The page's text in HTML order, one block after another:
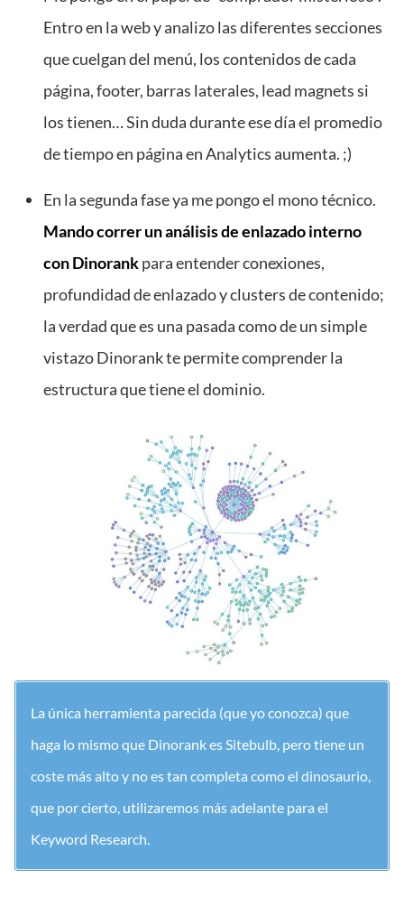
Entro en la web y analizo las diferentes secciones
que cuelgan del menú, los contenidos de cada
página, footer, barras laterales, lead magnets si
los tienen… Sin duda durante ese día el promedio
de tiempo en página en Analytics aumenta. ;)
En la segunda fase ya me pongo el mono técnico.
Mando correr un análisis de enlazado interno
con Dinorankpara entender conexiones,
profundidad de enlazado y clusters de contenido;
la verdad que es una pasada como de un simple
vistazo Dinorank te permite comprender la
estructura que tiene el dominio.
La única herramienta parecida (que yo conozca) que
haga lo mismo que Dinorank es Sitebulb, pero tiene un
coste más alto y no es tan completa como el dinosaurio,
que por cierto, utilizaremos más adelante para el
Keyword Research.